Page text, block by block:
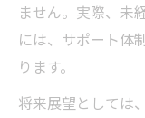
ません。実際、未
には、サポート体
ります。
将来展望としては